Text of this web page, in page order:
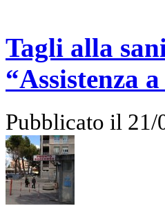
Tagli alla
“Assistenza
Pubblicato il 21/